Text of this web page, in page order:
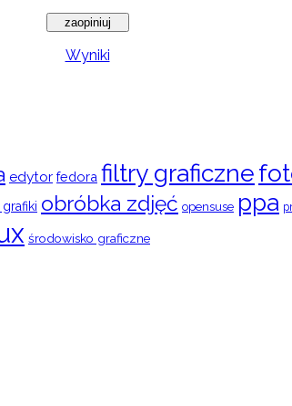
Wyniki
edytor fedora filtry graficzne
obróbka zdjęć opensuse ppa
środowisko graficzne